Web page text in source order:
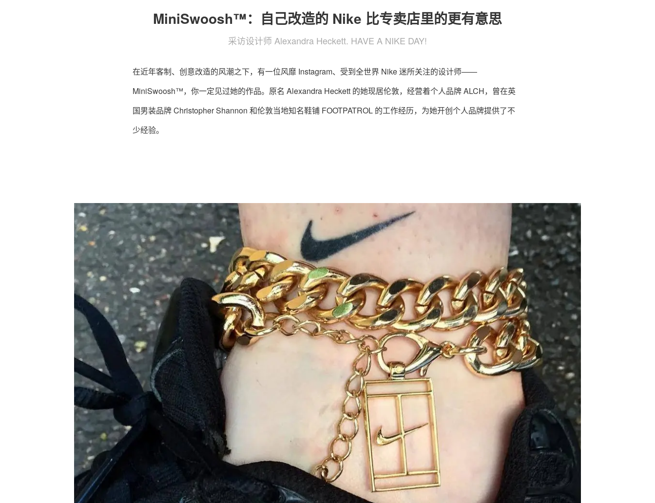
MiniSwoosh™：自己改造的 Nike 比专卖店里的更有意思
采访设计师 Alexandra Heckett. HAVE A NIKE DAY!
在近年客制、创意改造的风潮之下，有一位风靡 Instagram、受到全世界 Nike 迷所关注的设计师——
MiniSwoosh™，你一定见过她的作品。原名 Alexandra Heckett 的她现居伦敦，经营着个人品牌 ALCH，曾在英
国男装品牌 Christopher Shannon 和伦敦当地知名鞋铺 FOOTPATROL 的工作经历，为她开创个人品牌提供了不
少经验。